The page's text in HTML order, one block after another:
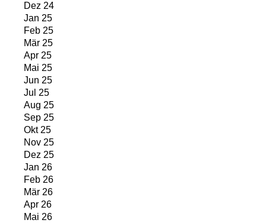
Dez 24
Jan 25
Feb 25
Mär 25
Apr 25
Mai 25
Jun 25
Jul 25
Aug 25
Sep 25
Okt 25
Nov 25
Dez 25
Jan 26
Feb 26
Mär 26
Apr 26
Mai 26